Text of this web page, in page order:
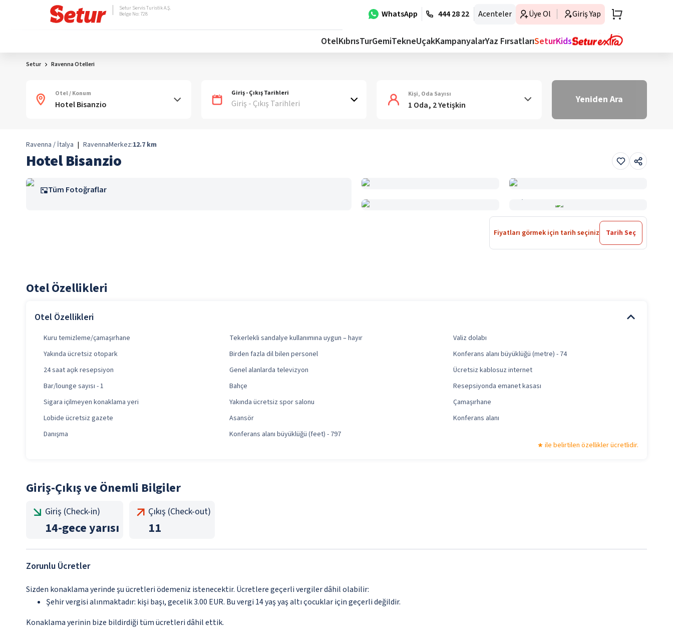
WhatsApp 444 28 22 Acenteler Üye Ol Giriş Yap
Setur Servis Turistik A.Ş.
Belge No: 728
OtelKıbrısTurGemiTekneUçakKampanyalarYaz FırsatlarıSeturKids
Setur Ravenna Otelleri
Otel / Konum Giriş - Çıkış Tarihleri
Giriş - Çıkış Tarihleri
Kişi, Oda Sayısı
1 Oda, 2 Yetişkin Yeniden Ara
Ravenna / İtalya | RavennaMerkez:12.7 km
Hotel Bisanzio
Tüm Fotoğraflar
Fiyatları görmek için tarih seçiniz Tarih Seç
Otel Özellikleri
Otel Özellikleri
Kuru temizleme/çamaşırhane Tekerlekli sandalye kullanımına uygun – hayır
Valiz dolabı
Yakında ücretsiz otopark
Birden fazla dil bilen personel
Konferans alanı büyüklüğü (metre) - 74
24 saat açık resepsiyon
Genel alanlarda televizyon
Ücretsiz kablosuz internet
Bar/lounge sayısı - 1
Bahçe
Resepsiyonda emanet kasası
Sigara içilmeyen konaklama yeri
Yakında ücretsiz spor salonu
Çamaşırhane
Lobide ücretsiz gazete
Asansör
Konferans alanı
Danışma
Konferans alanı büyüklüğü (feet) - 797
ile belirtilen özellikler ücretlidir.
Giriş-Çıkış ve Önemli Bilgiler
Giriş (Check-in)
14-gece yarısı
Çıkış (Check-out)
11
Zorunlu Ücretler
Sizden konaklama yerinde şu ücretleri ödemeniz istenecektir. Ücretlere geçerli vergiler dâhil olabilir:
Şehir vergisi alınmaktadır: kişi başı, gecelik 3.00 EUR. Bu vergi 14 yaş yaş altı çocuklar için geçerli değildir.
Konaklama yerinin bize bildirdiği tüm ücretleri dâhil ettik.